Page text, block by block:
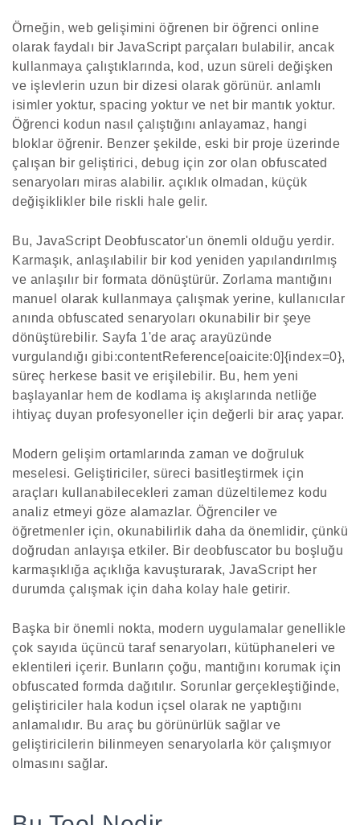
Örneğin, web gelişimini öğrenen bir öğrenci online
olarak faydalı bir JavaScript parçaları bulabilir, ancak
kullanmaya çalıştıklarında, kod, uzun süreli değişken
ve işlevlerin uzun bir dizesi olarak görünür. anlamlı
isimler yoktur, spacing yoktur ve net bir mantık yoktur.
Öğrenci kodun nasıl çalıştığını anlayamaz, hangi
bloklar öğrenir. Benzer şekilde, eski bir proje üzerinde
çalışan bir geliştirici, debug için zor olan obfuscated
senaryoları miras alabilir. açıklık olmadan, küçük
değişiklikler bile riskli hale gelir.
Bu, JavaScript Deobfuscator'un önemli olduğu yerdir.
Karmaşık, anlaşılabilir bir kod yeniden yapılandırılmış
ve anlaşılır bir formata dönüştürür. Zorlama mantığını
manuel olarak kullanmaya çalışmak yerine, kullanıcılar
anında obfuscated senaryoları okunabilir bir şeye
dönüştürebilir. Sayfa 1'de araç arayüzünde
vurgulandığı gibi:contentReference[oaicite:0]{index=0},
süreç herkese basit ve erişilebilir. Bu, hem yeni
başlayanlar hem de kodlama iş akışlarında netliğe
ihtiyaç duyan profesyoneller için değerli bir araç yapar.
Modern gelişim ortamlarında zaman ve doğruluk
meselesi. Geliştiriciler, süreci basitleştirmek için
araçları kullanabilecekleri zaman düzeltilemez kodu
analiz etmeyi göze alamazlar. Öğrenciler ve
öğretmenler için, okunabilirlik daha da önemlidir, çünkü
doğrudan anlayışa etkiler. Bir deobfuscator bu boşluğu
karmaşıklığa açıklığa kavuşturarak, JavaScript her
durumda çalışmak için daha kolay hale getirir.
Başka bir önemli nokta, modern uygulamalar genellikle
çok sayıda üçüncü taraf senaryoları, kütüphaneleri ve
eklentileri içerir. Bunların çoğu, mantığını korumak için
obfuscated formda dağıtılır. Sorunlar gerçekleştiğinde,
geliştiriciler hala kodun içsel olarak ne yaptığını
anlamalıdır. Bu araç bu görünürlük sağlar ve
geliştiricilerin bilinmeyen senaryolarla kör çalışmıyor
olmasını sağlar.